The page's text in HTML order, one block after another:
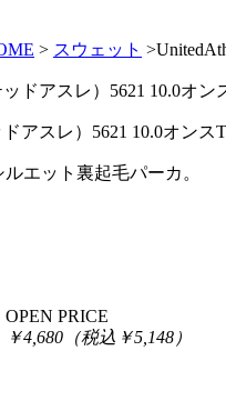
> スウェット
アスレ）5621 10.0オン
エット裏起毛パーカ。
OPEN PRICE
￥4,680（税込￥5,148）